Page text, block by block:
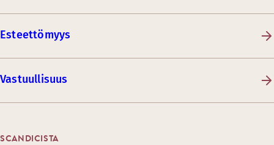
Esteettömyys
Vastuullisuus
SCANDICISTA